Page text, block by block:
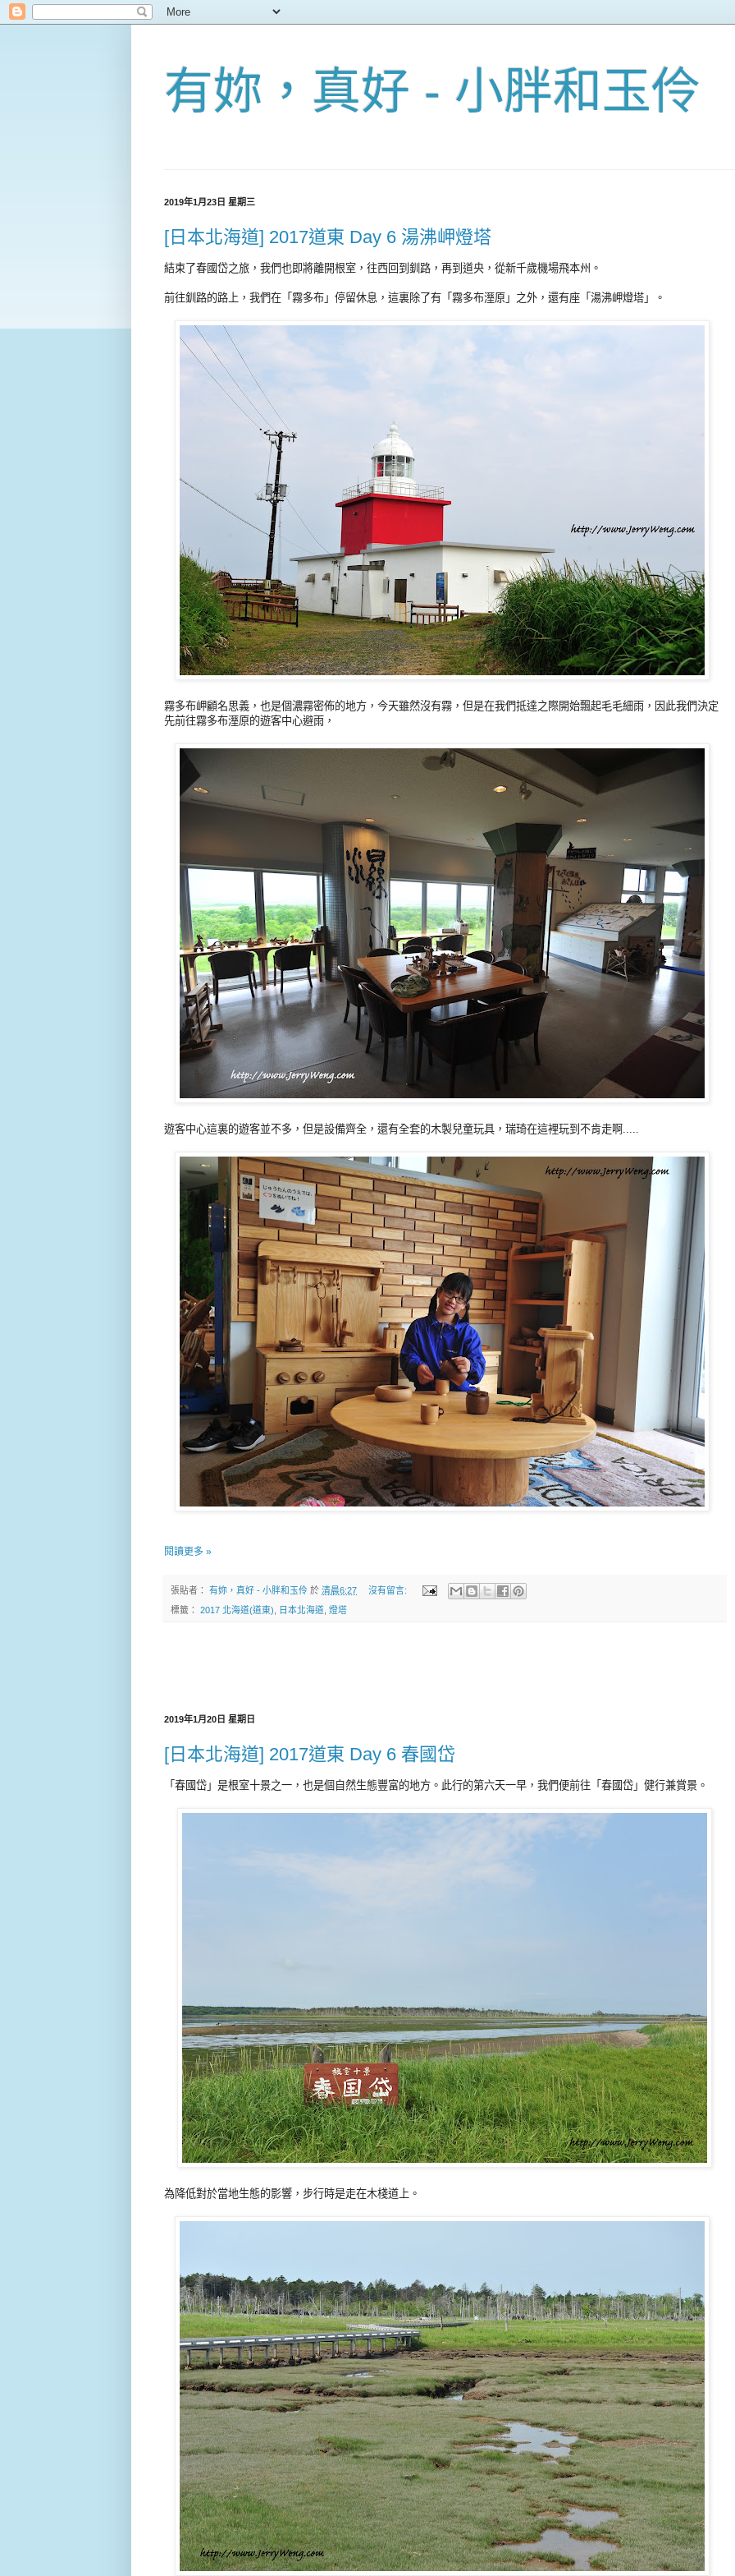
有妳，真好 - 小胖和玉伶
2019年1月23日 星期三
[日本北海道] 2017道東 Day 6 湯沸岬燈塔
結束了春國岱之旅，我們也即將離開根室，往西回到釧路，再到道央，從新千歲機場飛本州。
前往釧路的路上，我們在「霧多布」停留休息，這裏除了有「霧多布溼原」之外，還有座「湯沸岬燈塔」。
霧多布岬顧名思義，也是個濃霧密佈的地方，今天雖然沒有霧，但是在我們抵達之際開始飄起毛毛細雨，因此我們決定
先前往霧多布溼原的遊客中心避雨，
遊客中心這裏的遊客並不多，但是設備齊全，還有全套的木製兒童玩具，瑞琦在這裡玩到不肯走啊.....
閱讀更多 »
張貼者： 有妳，真好 - 小胖和玉伶 於 清晨6:27 沒有留言:
標籤： 2017 北海道(道東) 日本北海道 燈塔
2019年1月20日 星期日
[日本北海道] 2017道東 Day 6 春國岱
「春國岱」是根室十景之一，也是個自然生態豐富的地方。此行的第六天一早，我們便前往「春國岱」健行兼賞景。
為降低對於當地生態的影響，步行時是走在木棧道上。